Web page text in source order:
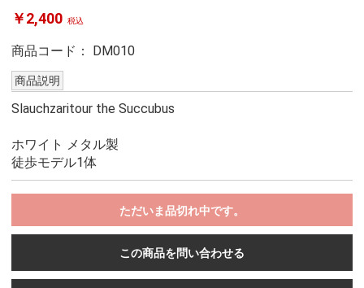
￥2,400 税込
商品コード： DM010
商品説明
Slauchzaritour the Succubus
ホワイト メタル製
徒歩モデル1体
ただいま品切れ中です。
この商品を問い合わせる